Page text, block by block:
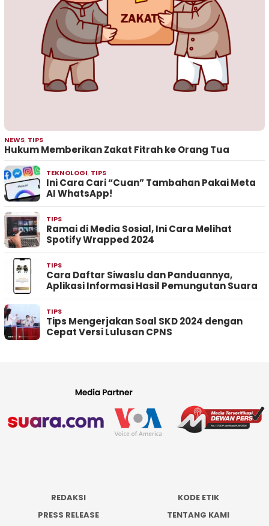
NEWS, TIPS
Hukum Memberikan Zakat Fitrah ke Orang Tua
TEKNOLOGI, TIPS
Ini Cara Cari “Cuan” Tambahan Pakai Meta
AI WhatsApp!
TIPS
Ramai di Media Sosial, Ini Cara Melihat
Spotify Wrapped 2024
TIPS
Cara Daftar Siwaslu dan Panduannya,
Aplikasi Informasi Hasil Pemungutan Suara
TIPS
Tips Mengerjakan Soal SKD 2024 dengan
Cepat Versi Lulusan CPNS
REDAKSI
KODE ETIK
PRESS RELEASE
TENTANG KAMI